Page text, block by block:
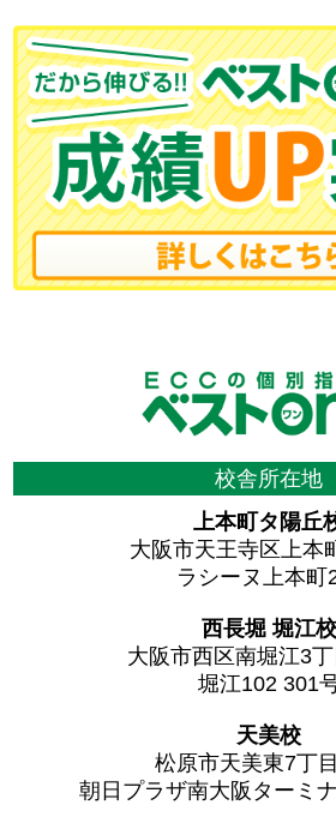
校舎所在地
上本町タ陽丘
大阪市天王寺区上本
ラシーヌ上本町
西長堀 堀江校
大阪市西区南堀江3
堀江102 301
天美校
松原市天美東7丁
朝日プラザ南大阪ターミ